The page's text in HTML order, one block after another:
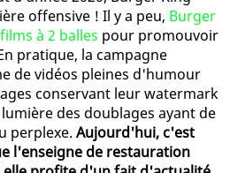
offensive ! Il y a peu, Burger
à 2 balles pour promouvoir
pratique, la campagne
de vidéos pleines d'humour
conservant leur watermark
des doublages ayant de
perplexe. Aujourd'hui, c'est
l'enseigne de restauration